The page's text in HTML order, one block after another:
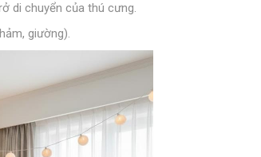
di chuyển của thú cưng.
giường).